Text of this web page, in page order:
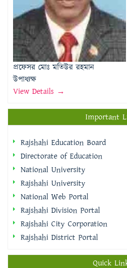
প্রফেসর মোঃ মতিউর রহমান
উপাধ্যক্ষ
View Details →
Rajshahi Education Board
Directorate of Education
Rajshahi University
National Web Portal
Rajshahi Division Portal
Rajshahi City Corporation
Rajshahi District Portal
Quick Links
প্রধানমন্ত্রীর কার্যালয়